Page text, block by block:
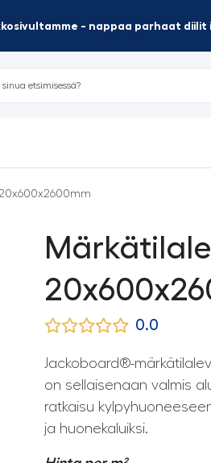
- nappaa parhaat diilit
0.0
Jackoboard®-
on sellaisenaan valmis
ratkaisu
ja huonekaluiksi.